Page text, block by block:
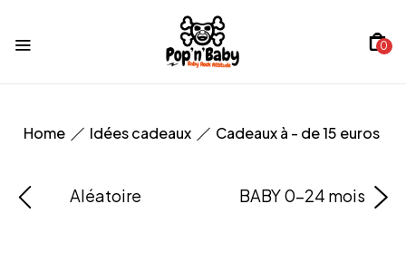
0
Home Idées cadeaux Cadeaux à - de 15 euros
Aléatoire BABY 0-24 mois